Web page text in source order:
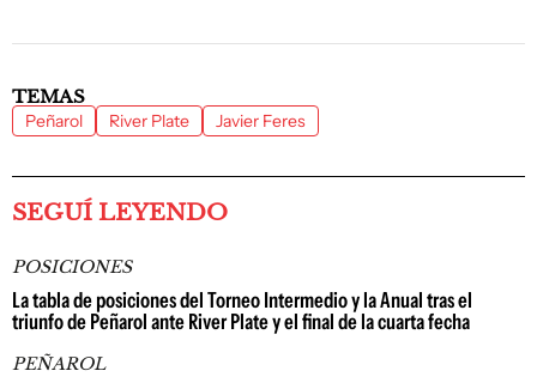
TEMAS
Peñarol River Plate Javier Feres
SEGUÍ LEYENDO
POSICIONES
La tabla de posiciones del Torneo Intermedio y la Anual tras el
triunfo de Peñarol ante River Plate y el final de la cuarta fecha
PEÑAROL